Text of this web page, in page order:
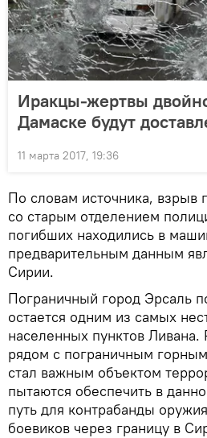
Иракцы-жертвы
Дамаске будут
11 марта 2017, 19:36
По словам источника, взрыв
со старым отделением
погибших находились в
предварительным данным
Сирии.
Пограничный город Эрсаль
остается одним из самых
населенных пунктов
рядом с пограничным
стал важным объектом
пытаются обеспечить в
путь для контрабанды
боевиков через границу в